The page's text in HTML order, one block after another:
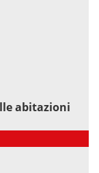
abitazioni